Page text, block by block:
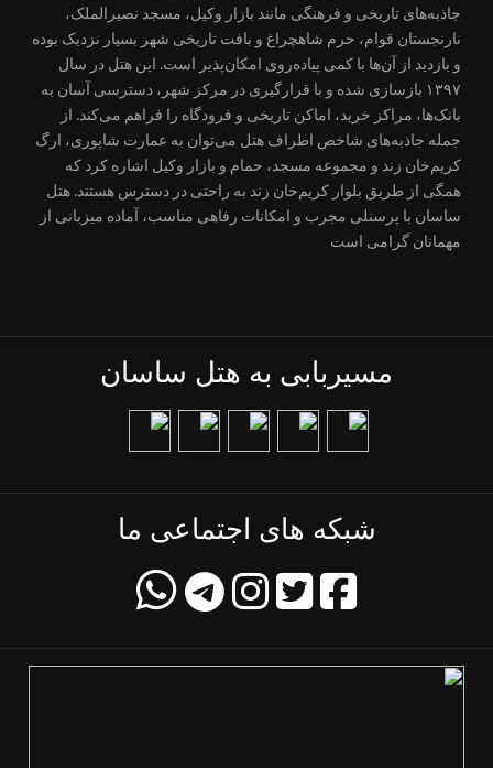
جاذبه‌های تاریخی و فرهنگی مانند بازار وکیل، مسجد نصیرالملک،
نارنجستان قوام، حرم شاهچراغ و بافت تاریخی شهر بسیار نزدیک بوده
و بازدید از آن‌ها با کمی پیاده‌روی امکان‌پذیر است. این هتل در سال
۱۳۹۷ بازسازی شده و با قرارگیری در مرکز شهر، دسترسی آسان به
بانک‌ها، مراکز خرید، اماکن تاریخی و فرودگاه را فراهم می‌کند. از
جمله جاذبه‌های شاخص اطراف هتل می‌توان به عمارت شاپوری، ارگ
کریم‌خان زند و مجموعه مسجد، حمام و بازار وکیل اشاره کرد که
همگی از طریق بلوار کریم‌خان زند به راحتی در دسترس هستند. هتل
ساسان با پرسنلی مجرب و امکانات رفاهی مناسب، آماده میزبانی از
مهمانان گرامی است
مسیربابی به هتل ساسان
شبکه های اجتماعی ما